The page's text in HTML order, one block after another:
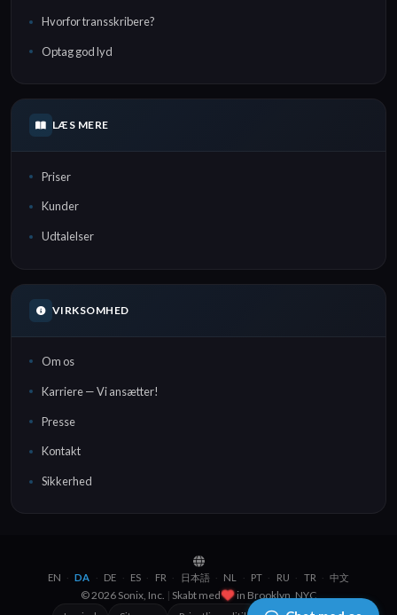
Hvorfor transskribere?
Optag god lyd
LÆS MERE
Priser
Kunder
Udtalelser
VIRKSOMHED
Om os
Karriere — Vi ansætter!
Presse
Kontakt
Sikkerhed
EN · DA · DE · ES · FR · 日本語 · NL · PT · RU · TR · 中文
© 2026 Sonix, Inc. | Skabt med in Brooklyn, NYC